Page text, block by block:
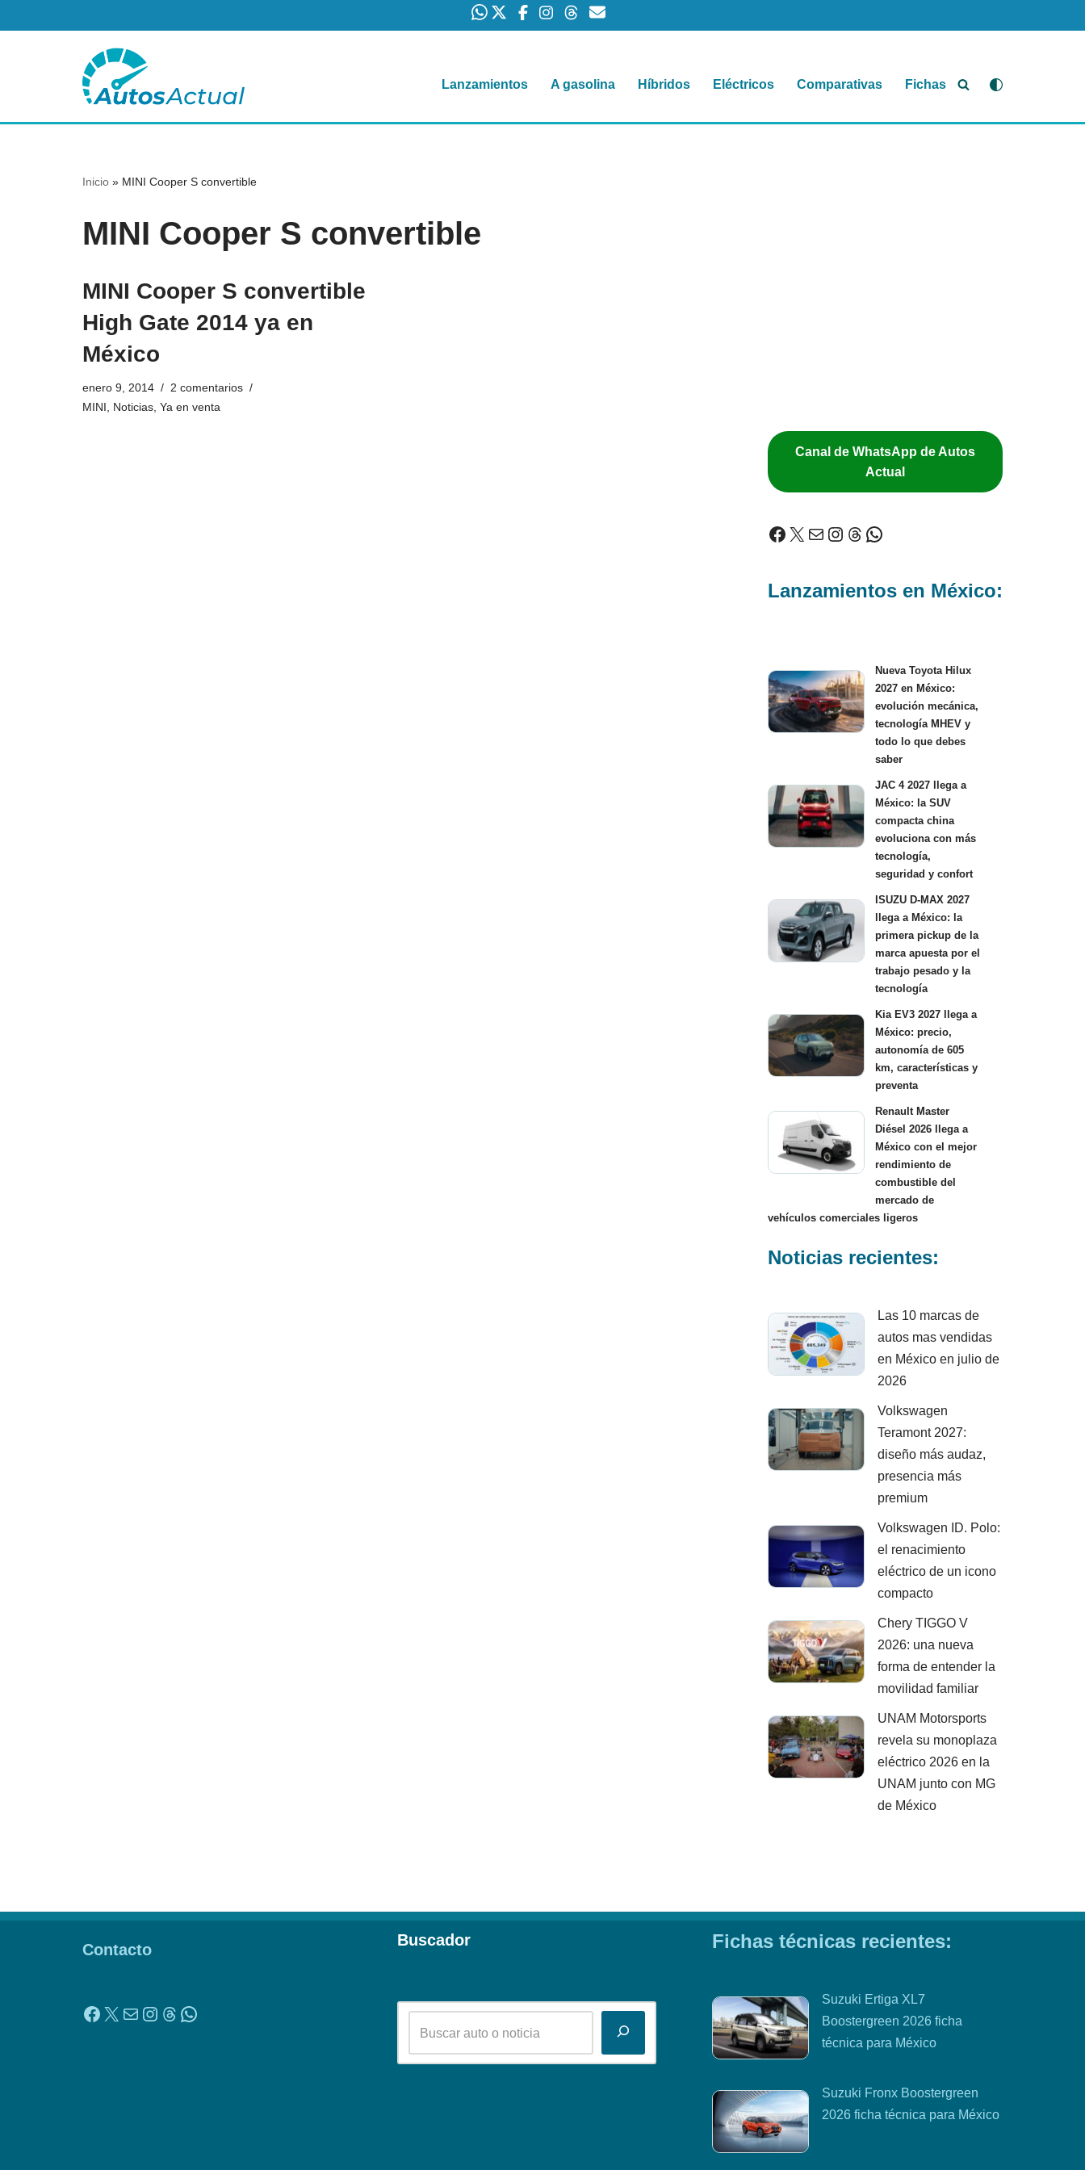
contenido
Lanzamientos A gasolina Híbridos Eléctricos Comparativas Fichas
Inicio » MINI Cooper S convertible
MINI Cooper S convertible
MINI Cooper S convertible
High Gate 2014 ya en
México
enero 9, 2014
2 comentarios
MINI, Noticias, Ya en venta
Canal de WhatsApp de Autos
Actual
Lanzamientos en México:
Nueva Toyota Hilux
2027 en México:
evolución mecánica,
tecnología MHEV y
todo lo que debes
saber
JAC 4 2027 llega a
México: la SUV
compacta china
evoluciona con más
tecnología,
seguridad y confort
ISUZU D-MAX 2027
llega a México: la
primera pickup de la
marca apuesta por el
trabajo pesado y la
tecnología
Kia EV3 2027 llega a
México: precio,
autonomía de 605
km, características y
preventa
Renault Master
Diésel 2026 llega a
México con el mejor
rendimiento de
combustible del
mercado de
vehículos comerciales ligeros
Noticias recientes:
Las 10 marcas de
autos mas vendidas
en México en julio de
2026
Volkswagen
Teramont 2027:
diseño más audaz,
presencia más
premium
Volkswagen ID. Polo:
el renacimiento
eléctrico de un icono
compacto
Chery TIGGO V
2026: una nueva
forma de entender la
movilidad familiar
UNAM Motorsports
revela su monoplaza
eléctrico 2026 en la
UNAM junto con MG
de México
Contacto
Buscador Fichas técnicas recientes:
Suzuki Ertiga XL7
Boostergreen 2026 ficha
técnica para México
Suzuki Fronx Boostergreen
2026 ficha técnica para México